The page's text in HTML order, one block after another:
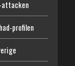
attacken
profilen